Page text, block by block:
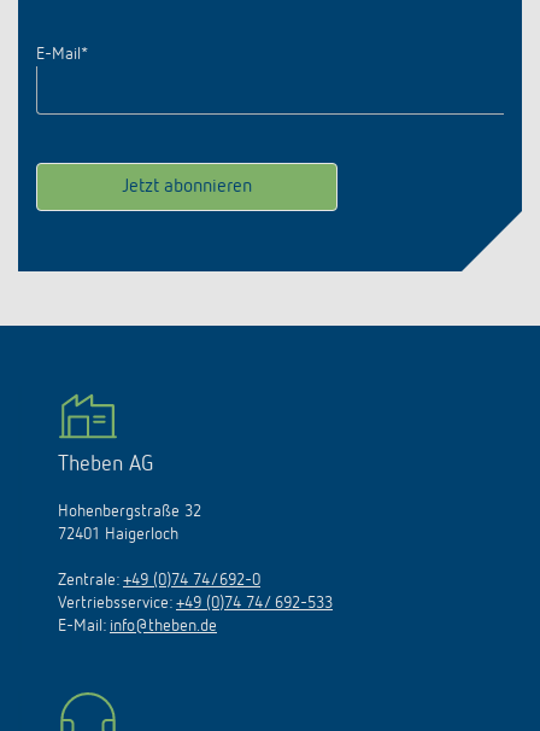
E-Mail *
Theben AG
Hohenbergstraße 32
72401 Haigerloch
Zentrale: +49 (0)74 74/692-0
Vertriebsservice: +49 (0)74 74/ 692-533
E-Mail: info@theben.de